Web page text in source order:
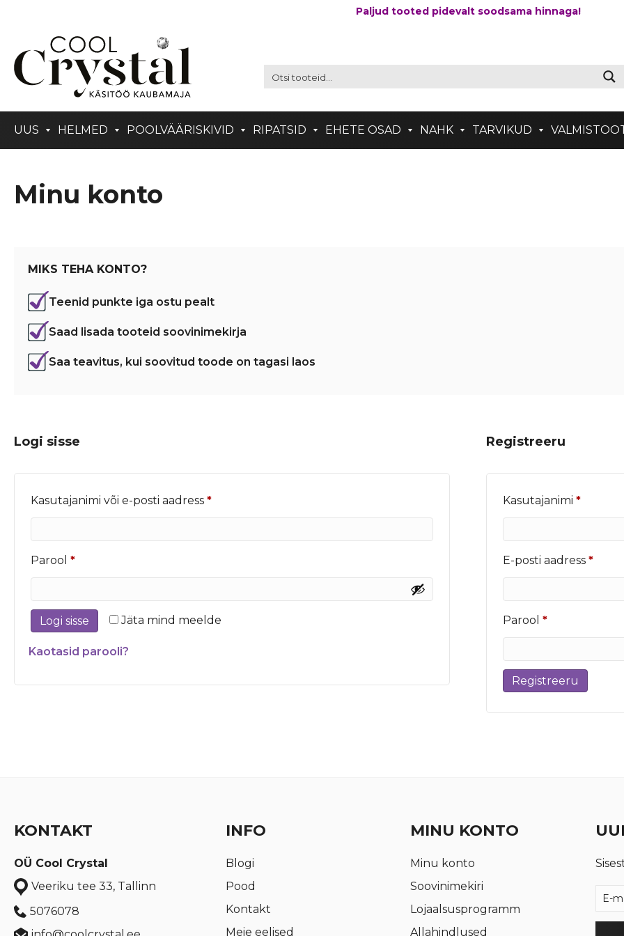
Paljud tooted pidevalt soodsama hinnaga!
UUS HELMED POOLVÄÄRISKIVID RIPATSID EHETE OSAD NAHK TARVIKUD
Minu konto
MIKS TEHA KONTO?
Teenid punkte iga ostu pealt
Saad lisada tooteid soovinimekirja
Saa teavitus, kui soovitud toode on tagasi laos
Logi sisse
Kasutajanimi või e-posti aadress *Nõutud
Parool *Nõutud
Jäta mind meelde
Logi sisse
Kaotasid parooli?
Registreeru
Kasutajanimi*
E-posti aadress*
Parool*Nõutud
Registreeru
KONTAKT
OÜ Cool Crystal
Veeriku tee 33, Tallinn
5076078
INFO
Blogi
Pood
Kontakt
Meie eelised
MINU KONTO
Minu konto
Soovinimekiri
Lojaalsusprogramm
Allahindlused